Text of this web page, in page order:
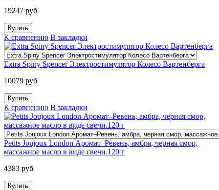
19247 руб
К сравнению В закладки
Extra Spiny Spencer Электростимулятор Колесо Вартенберга
10079 руб
К сравнению В закладки
Petits Joujoux London Аромат–Ревень, амбра, черная смор,
массажное масло в виде свечи.120 г
4383 руб